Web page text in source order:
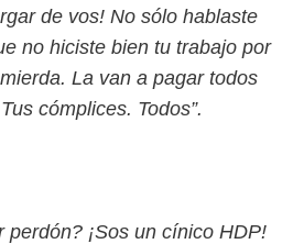
de vos! No sólo hablaste
no hiciste bien tu trabajo por
La van a pagar todos
cómplices. Todos”.
perdón? ¡Sos un cínico HDP!